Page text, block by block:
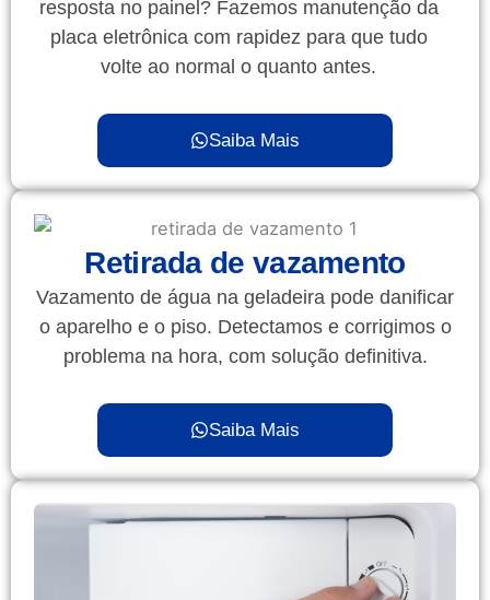
resposta no painel? Fazemos manutenção da
placa eletrônica com rapidez para que tudo
volte ao normal o quanto antes.
Saiba Mais
Retirada de vazamento
Vazamento de água na geladeira pode danificar
o aparelho e o piso. Detectamos e corrigimos o
problema na hora, com solução definitiva.
Saiba Mais